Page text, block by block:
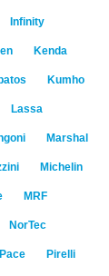
Infinity
Kenda
Kumho
Lassa
Marshal
Michelin
MRF
NorTec
Pace Pirelli